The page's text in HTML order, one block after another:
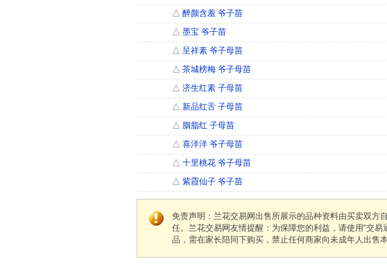
△ 醉颜含羞 爷子苗
△ 墨宝 爷子苗
△ 呈祥素 爷子母苗
△ 茶城榜梅 爷子母苗
△ 济生红素 子母苗
△ 新品红舌 子母苗
△ 胭脂红 子母苗
△ 喜洋洋 爷子母苗
△ 十里桃花 爷子母苗
△ 紫霞仙子 爷子苗
免责声明：兰花交易网出售所展示的品种资料由买卖双方
任。兰花交易网友情提醒：为保障您的利益，请使用“交
品，需在家长陪同下购买，禁止任何商家向未成年人出售